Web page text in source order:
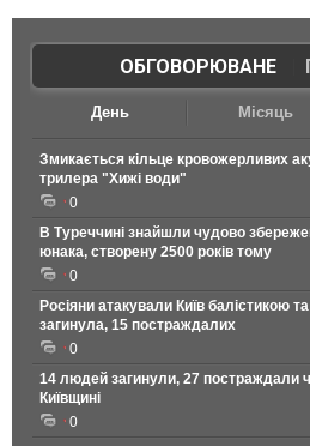
ОБГОВОРЮВАНЕ|
День Місяць
Змикається кільце кровожерливих
трилера "Хижі води"
0
В Туреччині знайшли чудово
юнака, створену 2500 років тому
0
Росіяни атакували Київ балістикою
загинула, 15 постраждалих
0
14 людей загинули, 27 постраждали
Київщині
0